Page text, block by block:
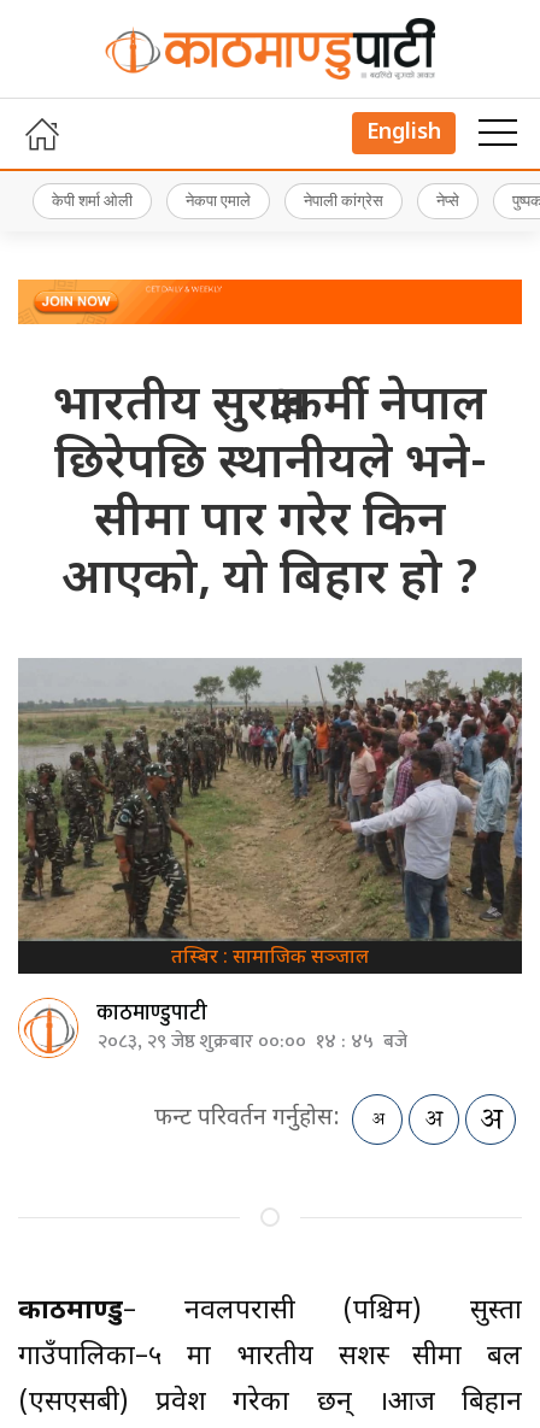
English
केपी शर्मा ओली नेकपा एमाले नेपाली कांग्रेस नेप्से
भारतीय सुरक्षाकर्मी नेपाल
छिरेपछि स्थानीयले भने-
सीमा पार गरेर किन
आएको, यो बिहार हो ?
तस्बिर : सामाजिक सञ्जाल
काठमाण्डुपाटी
२०८३, २९ जेष्ठ शुक्रबार ००:०० १४ : ४५ बजे
फन्ट परिवर्तन गर्नुहोस:
काठमाण्डु– नवलपरासी (पश्चिम) सुस्ता
गाउँपालिका–५ मा भारतीय सशस्त्र सीमा बल
(एसएसबी) प्रवेश गरेका छन् ।आज बिहान